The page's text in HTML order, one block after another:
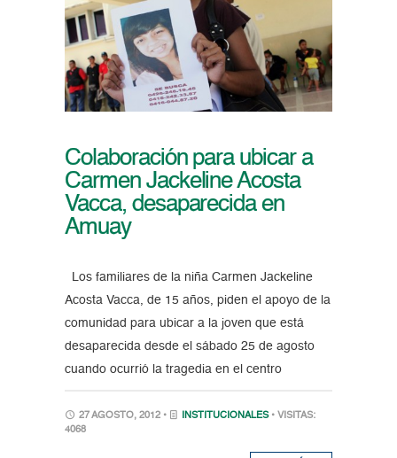
Colaboración para ubicar a
Carmen Jackeline Acosta
Vacca, desaparecida en
Amuay
Los familiares de la niña Carmen Jackeline
Acosta Vacca, de 15 años, piden el apoyo de la
comunidad para ubicar a la joven que está
desaparecida desde el sábado 25 de agosto
cuando ocurrió la tragedia en el centro
27 AGOSTO, 2012 • INSTITUCIONALES • VISITAS:
4068